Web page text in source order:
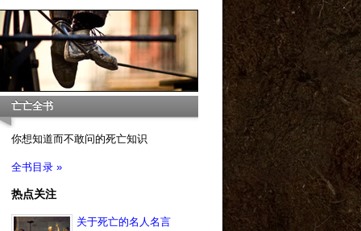
亡亡全书
你想知道而不敢问的死亡知识
全书目录 »
热点关注
关于死亡的名人名言